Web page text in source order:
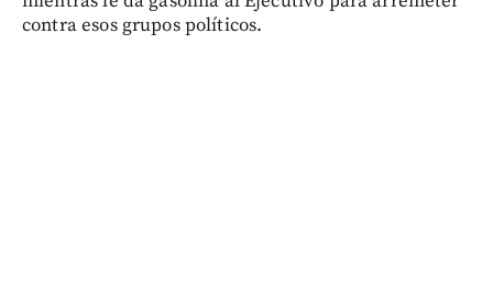
contra esos grupos políticos.